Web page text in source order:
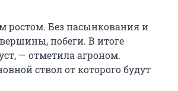
ростом. Без пасынкования и
побеги. В итоге
— отметила агроном.
ствол от которого будут